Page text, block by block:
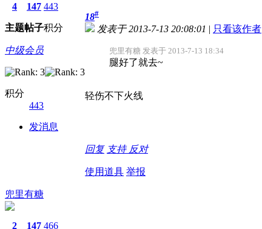
4
主题
147
帖子
443
积分
中级会员
积分
443
发消息
18#
发表于 2013-7-13 20:08:01 | 只看该作者
兜里有糖 发表于 2013-7-13 18:34
腿好了就去~
轻伤不下火线
回复 支持 反对
使用道具 举报
兜里有糖
2 147 466